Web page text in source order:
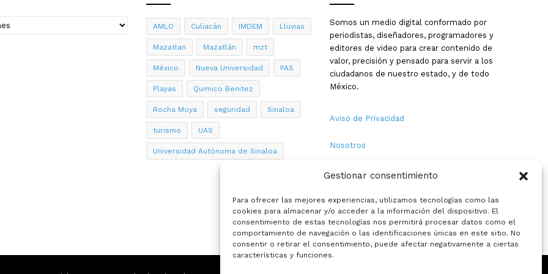
Gestionar consentimiento
Para ofrecer las mejores experiencias, utilizamos tecnologías como las
cookies para almacenar y/o acceder a la información del dispositivo. El
consentimiento de estas tecnologías nos permitirá procesar datos como el
comportamiento de navegación o las identificaciones únicas en este sitio. No
consentir o retirar el consentimiento, puede afectar negativamente a ciertas
características y funciones.
AMLO Culiacán IMDEM Lluvias
Mazatlan Mazatlán mzt
México Nueva Universidad PAS
Playas Quimico Benitez
Rocha Moya seguridad Sinaloa
turismo UAS
Universidad Autónoma de Sinaloa
Somos un medio digital conformado por
periodistas, diseñadores, programadores y
editores de video para crear contenido de
valor, precisión y pensado para servir a los
ciudadanos de nuestro estado, y de todo
México.
Aviso de Privacidad
Nosotros
Términos y Condiciones
Política de Cookies
Contacto